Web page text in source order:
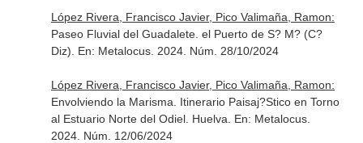
López Rivera, Francisco Javier, Pico Valimaña, Ramon:
Paseo Fluvial del Guadalete. el Puerto de S? M? (C?
Diz). En: Metalocus. 2024. Núm. 28/10/2024
López Rivera, Francisco Javier, Pico Valimaña, Ramon:
Envolviendo la Marisma. Itinerario Paisaj?Stico en Torno
al Estuario Norte del Odiel. Huelva. En: Metalocus.
2024. Núm. 12/06/2024